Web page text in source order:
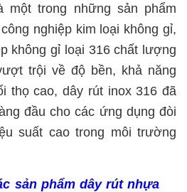
trong những sản phẩm
nghiệp kim loại không gỉ,
không gỉ loại 316 chất lượng
trội về độ bền, khả năng
thọ cao, dây rút inox 316 đã
đầu cho các ứng dụng đòi
suất cao trong môi trường
sản phẩm dây rút nhựa